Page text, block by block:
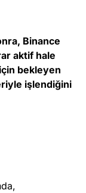
Binance
aktif hale
bekleyen
işlendiğini